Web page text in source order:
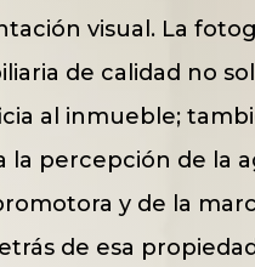
visual. La
de calidad no
al inmueble;
la percepción de la
y de la
de esa